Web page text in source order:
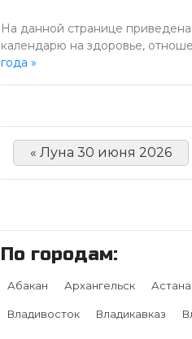
На данной странице
календарю на здоровье,
года »
« Луна 30 июня 2026
По городам:
Абакан Архангельск Астана
Владивосток Владикавказ